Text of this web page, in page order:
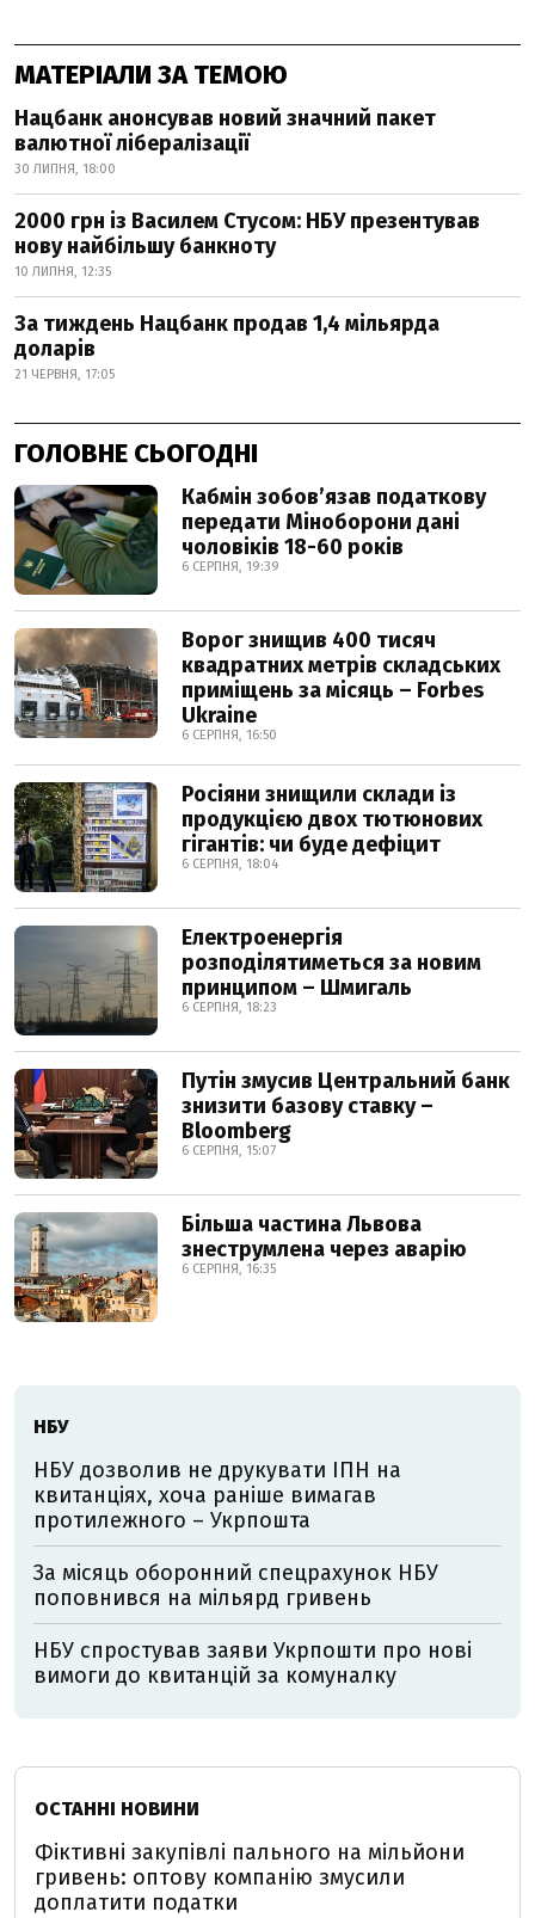
МАТЕРІАЛИ ЗА ТЕМОЮ
Нацбанк анонсував новий значний пакет
валютної лібералізації
30 ЛИПНЯ, 18:00
2000 грн із Василем Стусом: НБУ презентував
нову найбільшу банкноту
10 ЛИПНЯ, 12:35
За тиждень Нацбанк продав 1,4 мільярда
доларів
21 ЧЕРВНЯ, 17:05
ГОЛОВНЕ СЬОГОДНІ
Кабмін зобовʼязав податкову
передати Міноборони дані
чоловіків 18-60 років
6 СЕРПНЯ, 19:39
Ворог знищив 400 тисяч
квадратних метрів складських
приміщень за місяць – Forbes
Ukraine
6 СЕРПНЯ, 16:50
Росіяни знищили склади із
продукцією двох тютюнових
гігантів: чи буде дефіцит
6 СЕРПНЯ, 18:04
Електроенергія
розподілятиметься за новим
принципом – Шмигаль
6 СЕРПНЯ, 18:23
Путін змусив Центральний банк
знизити базову ставку –
Bloomberg
6 СЕРПНЯ, 15:07
Більша частина Львова
знеструмлена через аварію
6 СЕРПНЯ, 16:35
НБУ
НБУ дозволив не друкувати ІПН на
квитанціях, хоча раніше вимагав
протилежного – Укрпошта
За місяць оборонний спецрахунок НБУ
поповнився на мільярд гривень
НБУ спростував заяви Укрпошти про нові
вимоги до квитанцій за комуналку
ОСТАННІ НОВИНИ
Фіктивні закупівлі пального на мільйони
гривень: оптову компанію змусили
доплатити податки